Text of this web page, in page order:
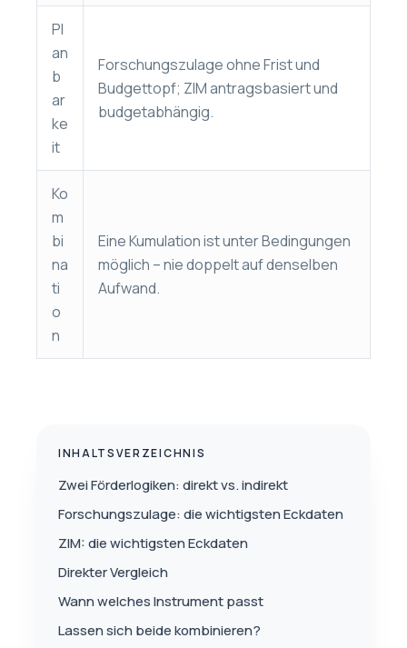
Pl
an
b
ar
ke
it
Forschungszulage ohne Frist und
Budgettopf; ZIM antragsbasiert und
budgetabhängig.
Ko
m
bi
na
ti
o
n
Eine Kumulation ist unter Bedingungen
möglich – nie doppelt auf denselben
Aufwand.
INHALTSVERZEICHNIS
Zwei Förderlogiken: direkt vs. indirekt
Forschungszulage: die wichtigsten Eckdaten
ZIM: die wichtigsten Eckdaten
Direkter Vergleich
Wann welches Instrument passt
Lassen sich beide kombinieren?